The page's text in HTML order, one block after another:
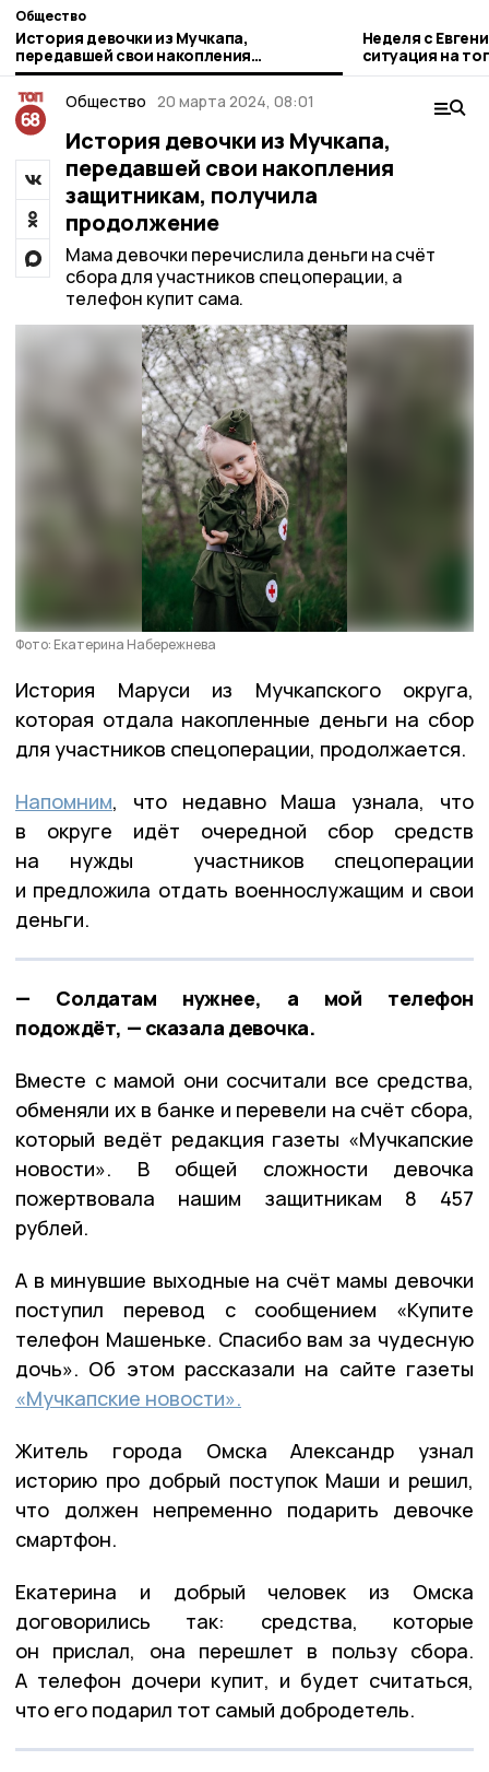
Общество
История девочки из Мучкапа,
передавшей свои накопления
защитникам, получила продолжение
Неделя с
ситуация на
городе и
Общество 20 марта 2024, 08:01
История девочки из Мучкапа,
передавшей свои накопления
защитникам, получила
продолжение
Мама девочки перечислила деньги на счёт
сбора для участников спецоперации, а
телефон купит сама.
Фото: Екатерина Набережнева
История Маруси из Мучкапского округа,
которая отдала накопленные деньги на сбор
для участников спецоперации, продолжается.
Напомним, что недавно Маша узнала, что
в округе идёт очередной сбор средств
на нужды участников спецоперации
и предложила отдать военнослужащим и свои
деньги.
— Солдатам нужнее, а мой телефон
подождёт, — сказала девочка.
Вместе с мамой они сосчитали все средства,
обменяли их в банке и перевели на счёт сбора,
который ведёт редакция газеты «Мучкапские
новости». В общей сложности девочка
пожертвовала нашим защитникам 8 457
рублей.
А в минувшие выходные на счёт мамы девочки
поступил перевод с сообщением «Купите
телефон Машеньке. Спасибо вам за чудесную
дочь». Об этом рассказали на сайте газеты
«Мучкапские новости».
Житель города Омска Александр узнал
историю про добрый поступок Маши и решил,
что должен непременно подарить девочке
смартфон.
Екатерина и добрый человек из Омска
договорились так: средства, которые
он прислал, она перешлет в пользу сбора.
А телефон дочери купит, и будет считаться,
что его подарил тот самый добродетель.